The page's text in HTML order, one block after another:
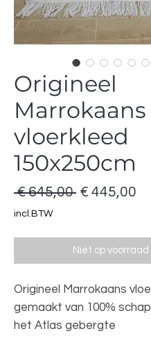
Origineel
Marrokaans
vloerkleed
150x250cm
€ 645,00 Normale
€ 445,00
incl.BTW
Niet op voorraad
Origineel Marrokaans
gemaakt van 100%
het Atlas gebergte